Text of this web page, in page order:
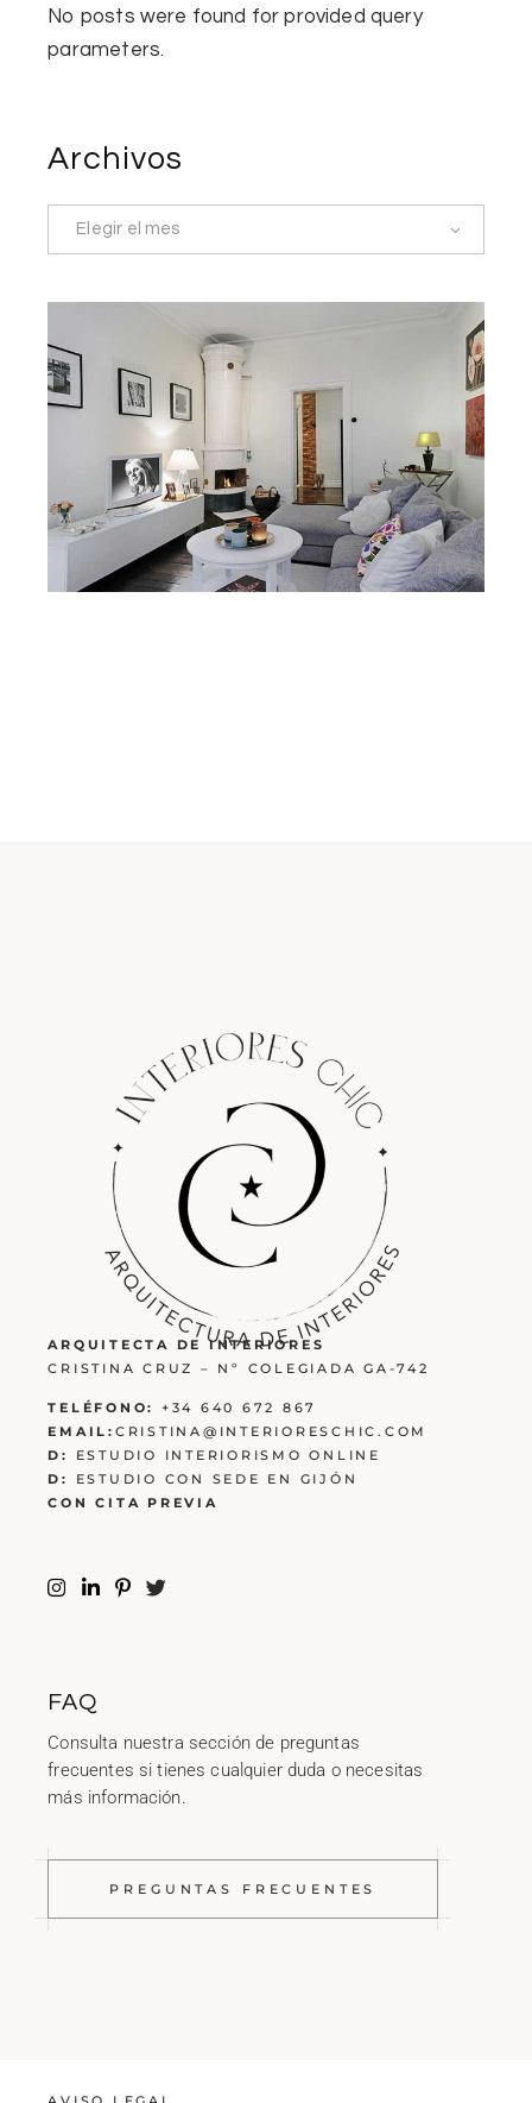
No posts were found for provided query
parameters.
Archivos
Elegir el mes
ARQUITECTA DE INTERIORES
CRISTINA CRUZ – Nº COLEGIADA GA-742
TELÉFONO:
+34 640 672 867
EMAIL: CRISTINA@INTERIORESCHIC.COM
D:
ESTUDIO INTERIORISMO ONLINE
D:
ESTUDIO CON SEDE EN GIJÓN
CON CITA PREVIA
FAQ
Consulta nuestra sección de preguntas
frecuentes si tienes cualquier duda o necesitas
más información.
PREGUNTAS FRECUENTES